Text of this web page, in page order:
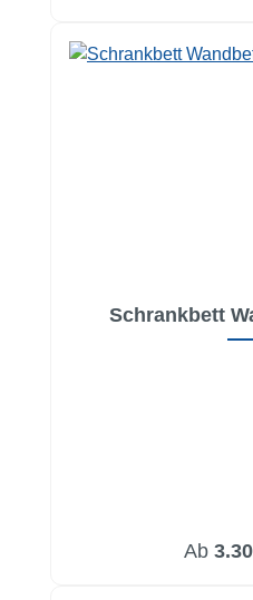
Schrankbett
Ab